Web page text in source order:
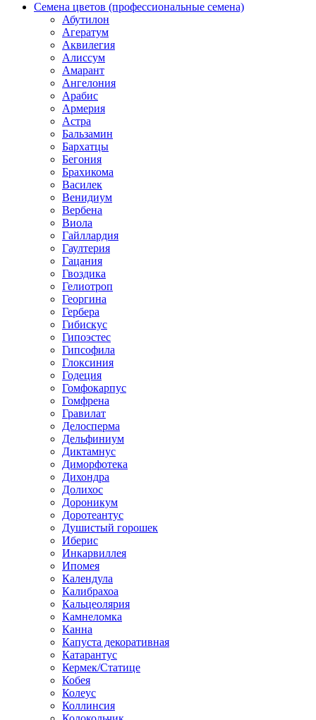
Семена цветов (профессиональные семена)
Абутилон
Агератум
Аквилегия
Алиссум
Амарант
Ангелония
Арабис
Армерия
Астра
Бальзамин
Бархатцы
Бегония
Брахикома
Василек
Венидиум
Вербена
Виола
Гайллардия
Гаултерия
Гацания
Гвоздика
Гелиотроп
Георгина
Гербера
Гибискус
Гипоэстес
Гипсофила
Глоксиния
Годеция
Гомфокарпус
Гомфрена
Гравилат
Делосперма
Дельфиниум
Диктамнус
Диморфотека
Дихондра
Долихос
Дороникум
Доротеантус
Душистый горошек
Иберис
Инкарвиллея
Ипомея
Календула
Калибрахоа
Кальцеолярия
Камнеломка
Канна
Капуста декоративная
Катарантус
Кермек/Статице
Кобея
Колеус
Коллинсия